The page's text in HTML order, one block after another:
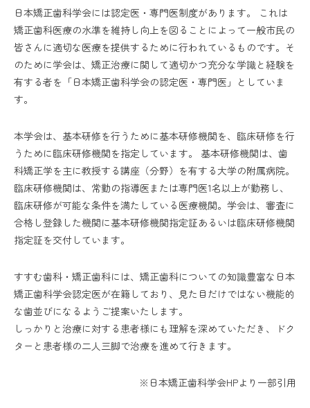
日本矯正歯科学会には認定医・専門医制度があります。 これは
矯正歯科医療の水準を維持し向上を図ることによって一般市民の
皆さんに適切な医療を提供するために行われているものです。そ
のために学会は、矯正治療に関して適切かつ充分な学識と経験を
有する者を「日本矯正歯科学会の認定医・専門医」としていま
す。
本学会は、基本研修を行うために基本研修機関を、臨床研修を行
うために臨床研修機関を指定しています。 基本研修機関は、歯
科矯正学を主に教授する講座（分野）を有する大学の附属病院。
臨床研修機関は、常勤の指導医または専門医1名以上が勤務し、
臨床研修が可能な条件を満たしている医療機関。学会は、審査に
合格し登録した機関に基本研修機関指定証あるいは臨床研修機関
指定証を交付しています。
すすむ歯科・矯正歯科には、矯正歯科についての知識豊富な日本
矯正歯科学会認定医が在籍しており、見た目だけではない機能的
な歯並びになるようご提案いたします。
しっかりと治療に対する患者様にも理解を深めていただき、ドク
ターと患者様の二人三脚で治療を進めて行きます。
※日本矯正歯科学会HPより一部引用